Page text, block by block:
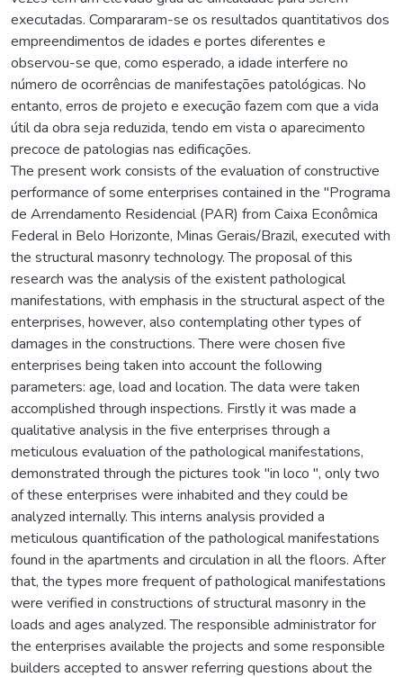
executadas. Compararam-se os resultados quantitativos dos
empreendimentos de idades e portes diferentes e
observou-se que, como esperado, a idade interfere no
número de ocorrências de manifestações patológicas. No
entanto, erros de projeto e execução fazem com que a vida
útil da obra seja reduzida, tendo em vista o aparecimento
precoce de patologias nas edificações.
The present work consists of the evaluation of constructive
performance of some enterprises contained in the "Programa
de Arrendamento Residencial (PAR) from Caixa Econômica
Federal in Belo Horizonte, Minas Gerais/Brazil, executed with
the structural masonry technology. The proposal of this
research was the analysis of the existent pathological
manifestations, with emphasis in the structural aspect of the
enterprises, however, also contemplating other types of
damages in the constructions. There were chosen five
enterprises being taken into account the following
parameters: age, load and location. The data were taken
accomplished through inspections. Firstly it was made a
qualitative analysis in the five enterprises through a
meticulous evaluation of the pathological manifestations,
demonstrated through the pictures took "in loco ", only two
of these enterprises were inhabited and they could be
analyzed internally. This interns analysis provided a
meticulous quantification of the pathological manifestations
found in the apartments and circulation in all the floors. After
that, the types more frequent of pathological manifestations
were verified in constructions of structural masonry in the
loads and ages analyzed. The responsible administrator for
the enterprises available the projects and some responsible
builders accepted to answer referring questions about the